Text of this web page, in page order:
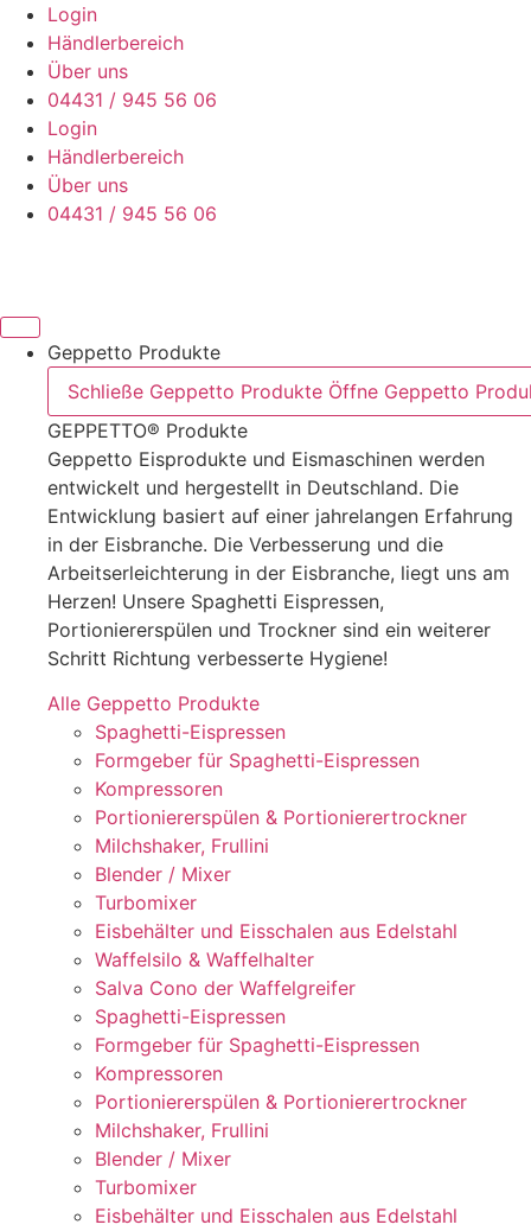
Zum
Inhalt
wechseln
Login
Händlerbereich
Über uns
04431 / 945 56 06
Login
Händlerbereich
Über uns
04431 / 945 56 06
Geppetto Produkte
Schließe Geppetto Produkte Öffne Geppetto
GEPPETTO® Produkte
Geppetto Eisprodukte und Eismaschinen werden
entwickelt und hergestellt in Deutschland. Die
Entwicklung basiert auf einer jahrelangen Erfahrung
in der Eisbranche. Die Verbesserung und die
Arbeitserleichterung in der Eisbranche, liegt uns am
Herzen! Unsere Spaghetti Eispressen,
Portioniererspülen und Trockner sind ein weiterer
Schritt Richtung verbesserte Hygiene!
Alle Geppetto Produkte
Spaghetti-Eispressen
Formgeber für Spaghetti-Eispressen
Kompressoren
Portioniererspülen & Portionierertrockner
Milchshaker, Frullini
Blender / Mixer
Turbomixer
Eisbehälter und Eisschalen aus Edelstahl
Waffelsilo & Waffelhalter
Salva Cono der Waffelgreifer
Spaghetti-Eispressen
Formgeber für Spaghetti-Eispressen
Kompressoren
Portioniererspülen & Portionierertrockner
Milchshaker, Frullini
Blender / Mixer
Turbomixer
Eisbehälter und Eisschalen aus Edelstahl